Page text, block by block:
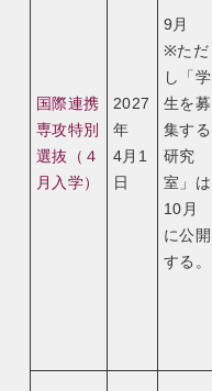
国際連携
専攻特別
選抜（４
月入学）
2027
年
4月1
日
9月
※ただ
し「学
生を募
集する
研究
室」は
10月
に公開
する。